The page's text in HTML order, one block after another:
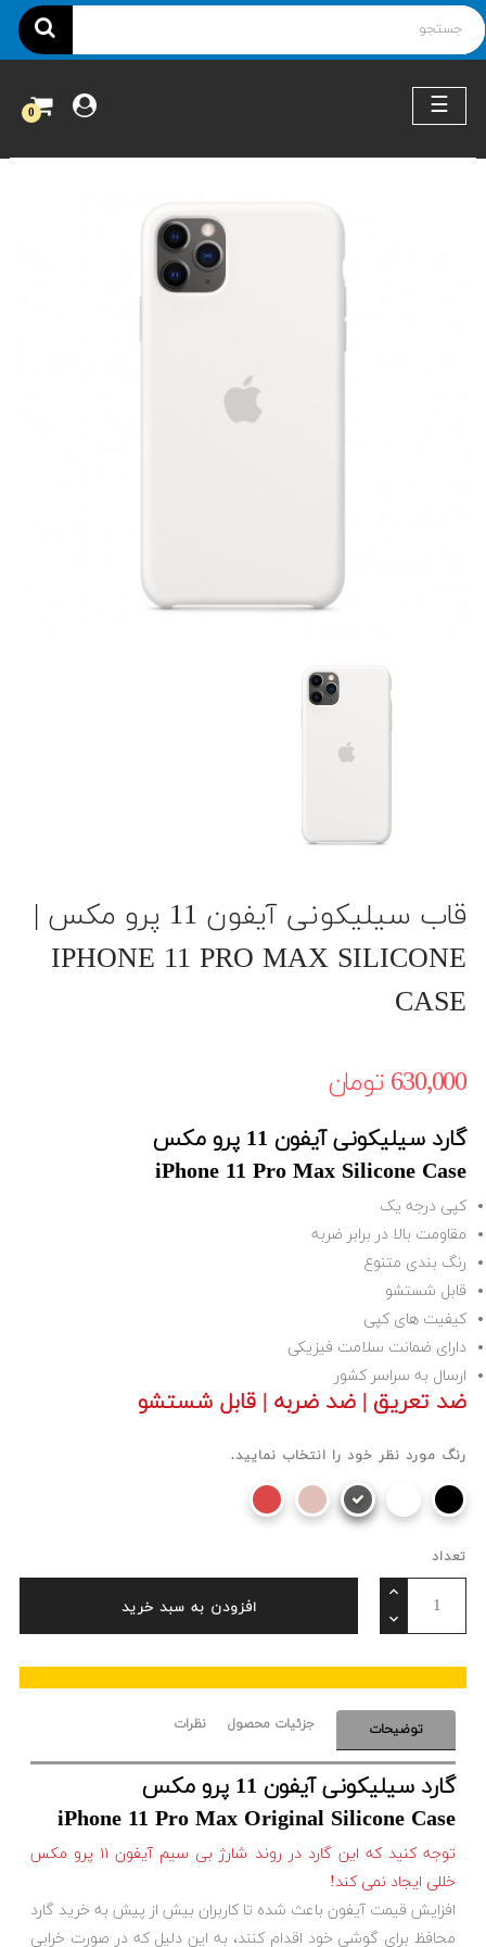
ناوبری
☰
0
قاب سیلیکونی آیفون 11 پرو مکس |
IPHONE 11 PRO MAX SILICONE
CASE
630٬000 ‎تومان
گارد سیلیکونی آیفون 11 پرو مکس
iPhone 11 Pro Max Silicone Case
کپی درجه یک
مقاومت بالا در برابر ضربه
رنگ بندی متنوع
قابل شستشو
کیفیت های کپی
دارای ضمانت سلامت فیزیکی
ارسال به سراسر کشور
ضد تعریق | ضد ضربه | قابل شستشو
رنگ مورد نظر خود را انتخاب نمایید.
تعداد
افزودن به سبد خرید
توضیحات جزئیات محصول نظرات
گارد سیلیکونی آیفون 11 پرو مکس
iPhone 11 Pro Max Original Silicone Case
توجه کنید که این گارد در روند شارژ بی سیم آیفون ۱۱ پرو مکس
خللی ایجاد نمی کند!
افزایش قیمت آیفون باعث شده تا کاربران بیش از پیش به خرید گارد
محافظ برای گوشی خود اقدام کنند، به این دلیل کهدر صورت خرابی